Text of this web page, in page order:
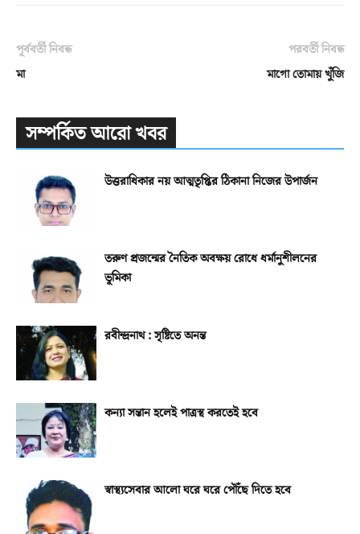
পূর্ববর্তী নিবন্ধ
মা
পরবর্তী নিবন্ধ
মাগো তোমায় খুঁজি
সম্পর্কিত আরো খবর
উত্তরাধিকার নয় আত্মতৃপ্তির ঠিকানা নিজের উপার্জন
তরুণ প্রজন্মের নৈতিক অবক্ষয় রোধে ধর্মানুশীলনের
ভূমিকা
রবীন্দ্রনাথ : সৃষ্টিতে অনন্ত
কন্যা সন্তান হলেই পাত্রস্থ করতেই হবে
স্বাস্থ্যসেবার আলো ঘরে ঘরে পৌঁছে দিতে হবে